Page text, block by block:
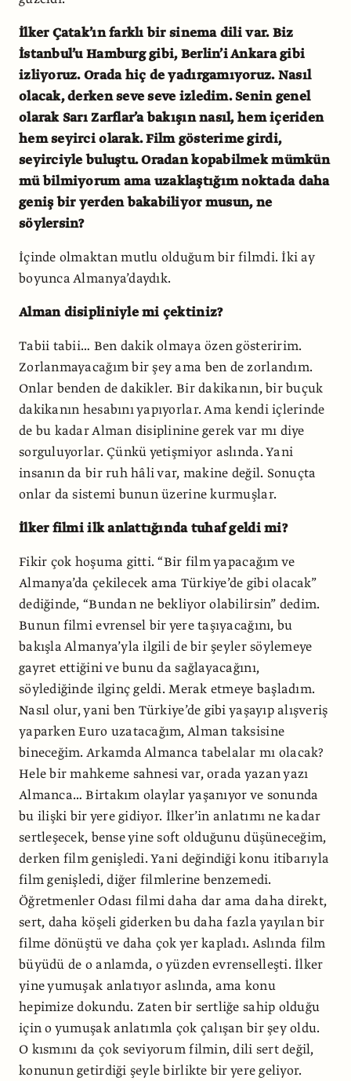
İlker Çatak’ın farklı bir sinema dili var. Biz
İstanbul’u Hamburg gibi, Berlin’i Ankara gibi
izliyoruz. Orada hiç de yadırgamıyoruz. Nasıl
olacak, derken seve seve izledim. Senin genel
olarak Sarı Zarflar’a bakışın nasıl, hem içeriden
hem seyirci olarak. Film gösterime girdi,
seyirciyle buluştu. Oradan kopabilmek mümkün
mü bilmiyorum ama uzaklaştığım noktada daha
geniş bir yerden bakabiliyor musun, ne
söylersin?
İçinde olmaktan mutlu olduğum bir filmdi. İki ay
boyunca Almanya’daydık.
Alman disipliniyle mi çektiniz?
Tabii tabii… Ben dakik olmaya özen gösteririm.
Zorlanmayacağım bir şey ama ben de zorlandım.
Onlar benden de dakikler. Bir dakikanın, bir buçuk
dakikanın hesabını yapıyorlar. Ama kendi içlerinde
de bu kadar Alman disiplinine gerek var mı diye
sorguluyorlar. Çünkü yetişmiyor aslında. Yani
insanın da bir ruh hâli var, makine değil. Sonuçta
onlar da sistemi bunun üzerine kurmuşlar.
İlker filmi ilk anlattığında tuhaf geldi mi?
Fikir çok hoşuma gitti. “Bir film yapacağım ve
Almanya’da çekilecek ama Türkiye’de gibi olacak”
dediğinde, “Bundan ne bekliyor olabilirsin” dedim.
Bunun filmi evrensel bir yere taşıyacağını, bu
bakışla Almanya’yla ilgili de bir şeyler söylemeye
gayret ettiğini ve bunu da sağlayacağını,
söylediğinde ilginç geldi. Merak etmeye başladım.
Nasıl olur, yani ben Türkiye’de gibi yaşayıp alışveriş
yaparken Euro uzatacağım, Alman taksisine
bineceğim. Arkamda Almanca tabelalar mı olacak?
Hele bir mahkeme sahnesi var, orada yazan yazı
Almanca… Birtakım olaylar yaşanıyor ve sonunda
bu ilişki bir yere gidiyor. İlker’in anlatımı ne kadar
sertleşecek, bense yine soft olduğunu düşüneceğim,
derken film genişledi. Yani değindiği konu itibarıyla
film genişledi, diğer filmlerine benzemedi.
Öğretmenler Odası filmi daha dar ama daha direkt,
sert, daha köşeli giderken bu daha fazla yayılan bir
filme dönüştü ve daha çok yer kapladı. Aslında film
büyüdü de o anlamda, o yüzden evrenselleşti. İlker
yine yumuşak anlatıyor aslında, ama konu
hepimize dokundu. Zaten bir sertliğe sahip olduğu
için o yumuşak anlatımla çok çalışan bir şey oldu.
O kısmını da çok seviyorum filmin, dili sert değil,
konunun getirdiği şeyle birlikte bir yere geliyor.